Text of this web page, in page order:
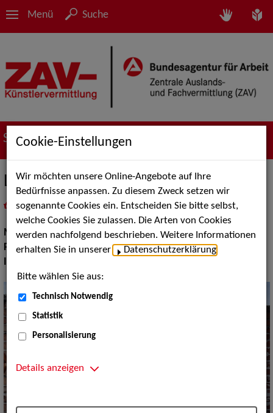
Menü Suche
Suche nach Künstler*innen
Lia Andes - Singer/Songwriter
als PDF speichern
inMeine Merklistelegen
Musik:Jazz
Pop Rock Tanzmusik:Alleinunterhalter, Soul
Instrument:
Cookie-Einstellungen
Wir möchten unsere Online-Angebote auf Ihre
Bedürfnisse anpassen. Zu diesem Zweck setzen wir
sogenannte Cookies ein. Entscheiden Sie bitte selbst,
welche Cookies Sie zulassen. Die Arten von Cookies
werden nachfolgend beschrieben. Weitere Informationen
erhalten Sie in unserer
Datenschutzerklärung
Bitte wählen Sie aus:
Technisch Notwendig
Statistik
Personalisierung
Details anzeigen